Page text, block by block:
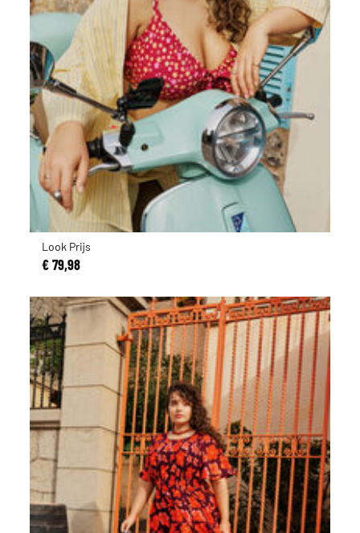
Look Prijs
€ 79,98